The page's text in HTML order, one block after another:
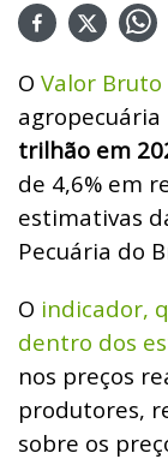
O Valor Bruto
trilhão em
de 4,6% em
estimativas
Pecuária do
O indicador,
dentro dos
nos preços
produtores,
sobre os